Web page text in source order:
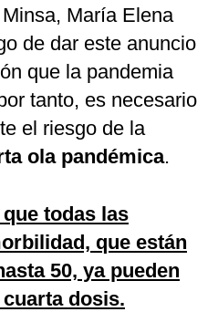
María Elena
de dar este anuncio
que la pandemia
tanto, es necesario
el riesgo de la
ola pandémica.
todas las
que están
50, ya pueden
dosis.